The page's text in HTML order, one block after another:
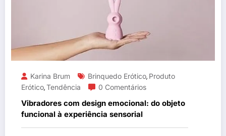
Karina Brum Brinquedo Erótico, Produto
Erótico,Tendência 0 Comentários
Vibradores com design emocional: do objeto
funcional à experiência sensorial